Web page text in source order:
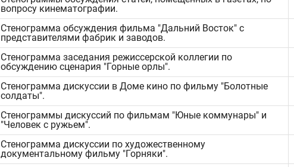
вопросу кинематографии.
Стенограмма обсуждения фильма "Дальний Восток" с
представителями фабрик и заводов.
Стенограмма заседания режиссерской коллегии по
обсуждению сценария "Горные орлы".
Стенограмма дискуссии в Доме кино по фильму "Болотные
солдаты".
Стенограммы дискуссий по фильмам "Юные коммунары" и
"Человек с ружьем".
Стенограмма дискуссии по художественному
документальному фильму "Горняки".